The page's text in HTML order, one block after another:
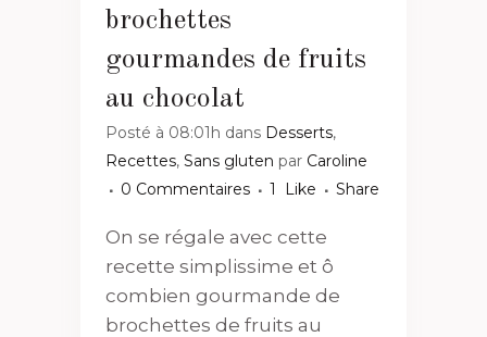
brochettes
gourmandes de fruits
au chocolat
Posté à 08:01h dans Desserts,
Recettes, Sans gluten par Caroline
0 Commentaires
1 Like Share
On se régale avec cette
recette simplissime et ô
combien gourmande de
brochettes de fruits au